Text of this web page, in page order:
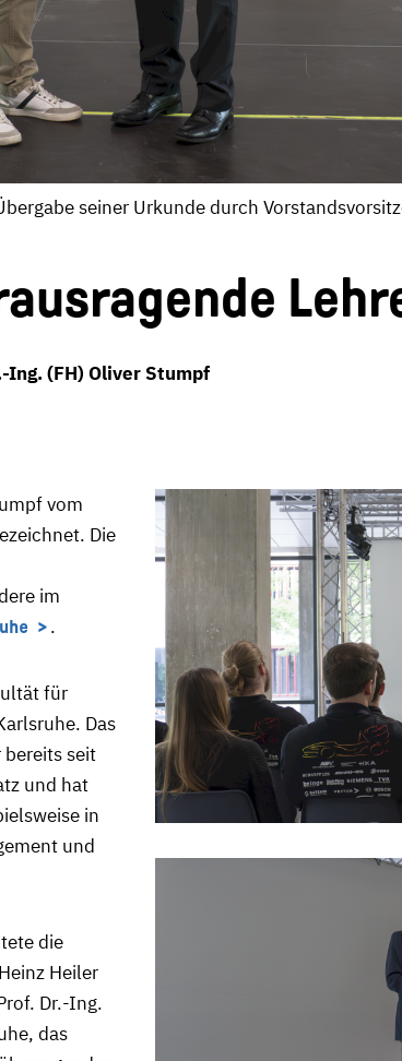
seiner Urkunde durch
(FH) Oliver Stumpf
vom
Die
im
.
für
Das
bereits seit
und hat
in
und
die
Heiler
Dr.-Ing.
das